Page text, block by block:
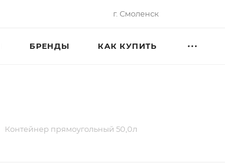
г. Смоленск
БРЕНДЫ КАК КУПИТЬ
Контейнер прямоугольный 50,0л